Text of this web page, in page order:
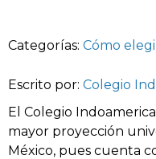
Categorías: Cómo
Escrito por: Colegio
El Colegio
mayor proyección
México, pues cuenta